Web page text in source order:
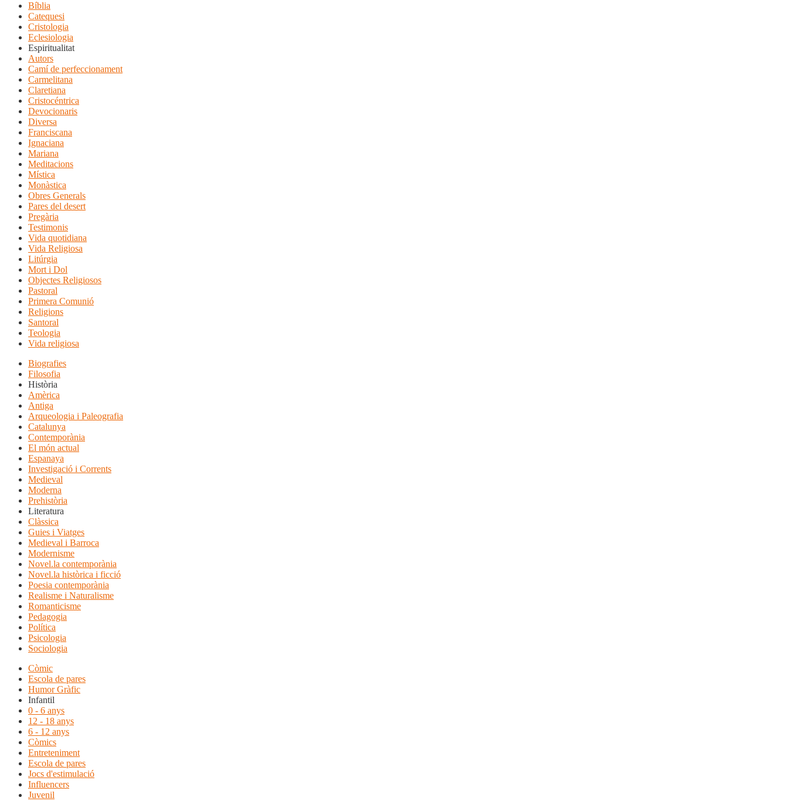
Bíblia
Catequesi
Cristologia
Eclesiologia
Espiritualitat
Autors
Camí de perfeccionament
Carmelitana
Claretiana
Cristocéntrica
Devocionaris
Diversa
Franciscana
Ignaciana
Mariana
Meditacions
Mística
Monàstica
Obres Generals
Pares del desert
Pregària
Testimonis
Vida quotidiana
Vida Religiosa
Litúrgia
Mort i Dol
Objectes Religiosos
Pastoral
Primera Comunió
Religions
Santoral
Teologia
Vida religiosa
Biografies
Filosofia
Història
Amèrica
Antiga
Arqueologia i Paleografia
Catalunya
Contemporània
El món actual
Espanaya
Investigació i Corrents
Medieval
Moderna
Prehistòria
Literatura
Clàssica
Guies i Viatges
Medieval i Barroca
Modernisme
Novel.la contemporània
Novel.la històrica i ficció
Poesia contemporània
Realisme i Naturalisme
Romanticisme
Pedagogia
Política
Psicologia
Sociologia
Còmic
Escola de pares
Humor Gràfic
Infantil
0 - 6 anys
12 - 18 anys
6 - 12 anys
Còmics
Entreteniment
Escola de pares
Jocs d'estimulació
Influencers
Juvenil